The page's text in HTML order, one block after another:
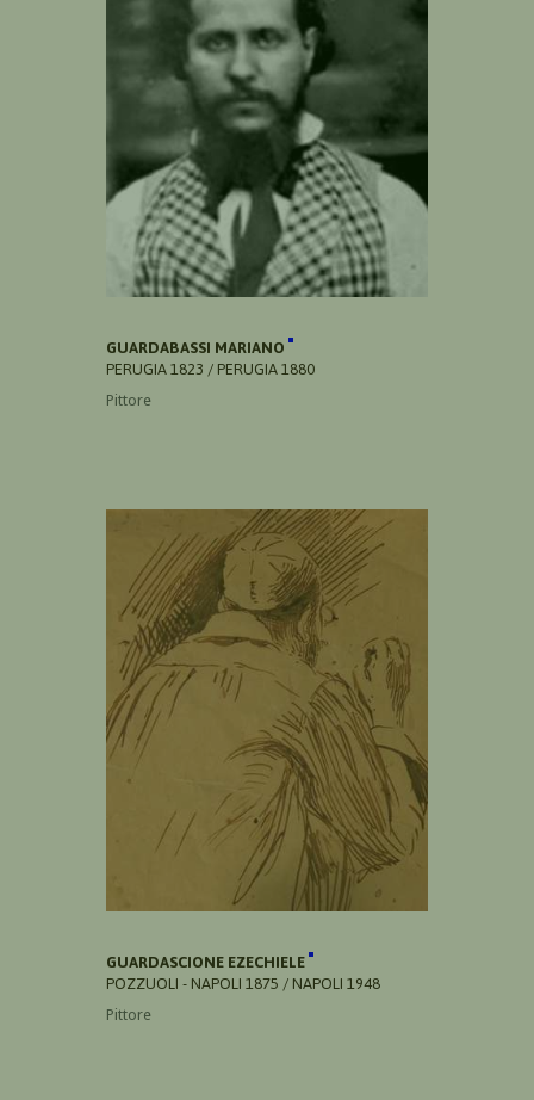
GUARDABASSI MARIANO
PERUGIA 1823 / PERUGIA 1880
Pittore
GUARDASCIONE EZECHIELE
POZZUOLI - NAPOLI 1875 / NAPOLI 1948
Pittore